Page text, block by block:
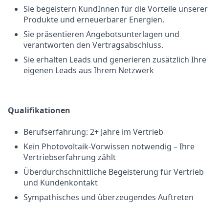
Sie begeistern KundInnen für die Vorteile unserer
Produkte und erneuerbarer Energien.
Sie präsentieren Angebotsunterlagen und
verantworten den Vertragsabschluss.
Sie erhalten Leads und generieren zusätzlich Ihre
eigenen Leads aus Ihrem Netzwerk
Qualifikationen
Berufserfahrung: 2+ Jahre im Vertrieb
Kein Photovoltaik-Vorwissen notwendig – Ihre
Vertriebserfahrung zählt
Überdurchschnittliche Begeisterung für Vertrieb
und Kundenkontakt
Sympathisches und überzeugendes Auftreten